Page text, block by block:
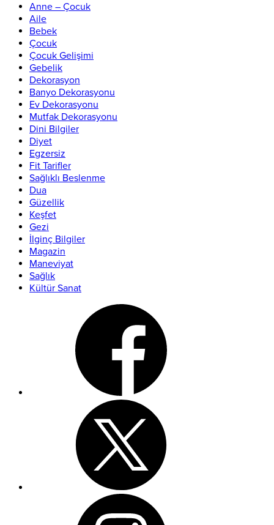
Anne – Çocuk
Aile
Bebek
Çocuk
Çocuk Gelişimi
Gebelik
Dekorasyon
Banyo Dekorasyonu
Ev Dekorasyonu
Mutfak Dekorasyonu
Dini Bilgiler
Diyet
Egzersiz
Fit Tarifler
Sağlıklı Beslenme
Dua
Güzellik
Keşfet
Gezi
İlginç Bilgiler
Magazin
Maneviyat
Sağlık
Kültür Sanat